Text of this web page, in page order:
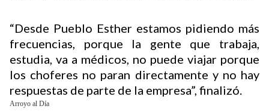
“Desde Pueblo Esther estamos pidiendo más
frecuencias, porque la gente que trabaja,
estudia, va a médicos, no puede viajar porque
los choferes no paran directamente y no hay
respuestas de parte de la empresa”, finalizó.
Arroyo al Día